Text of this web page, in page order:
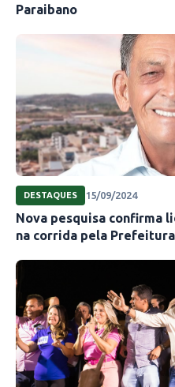
Paraibano
DESTAQUES 15/09/2024
Nova pesquisa confirma
na corrida pela